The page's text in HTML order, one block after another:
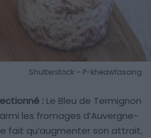
Shutterstock – P-kheawtasang
: Le Bleu de Termignon
les fromages d’Auvergne-
fait qu’augmenter son attrait,